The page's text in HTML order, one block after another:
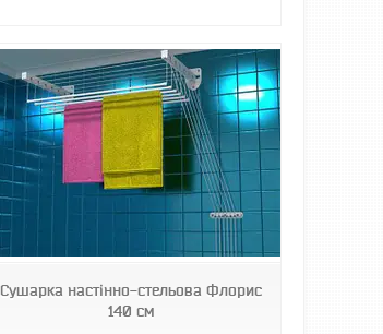
Сушарка настінно-стельова Флорис
140 см